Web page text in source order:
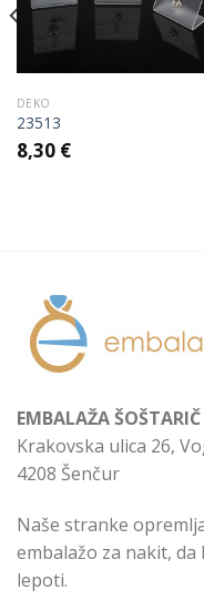
DEKO
23513
8,30 €
EMBALAŽA
Krakovska ulica 26,
4208 Šenčur
Naše stranke
embalažo za nakit,
lepoti.